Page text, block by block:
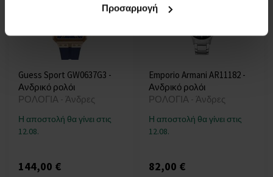
Προσαρμογή
Guess Sport GW0637G3 -
Ανδρικό ρολόι
ΡΟΛΟΓΙΑ - Άνδρες
Η αποστολή θα γίνει στις
12.08.
144,00 €
Emporio Armani AR11182 -
Ανδρικό ρολόι
ΡΟΛΟΓΙΑ - Άνδρες
Η αποστολή θα γίνει στις
12.08.
82,00 €